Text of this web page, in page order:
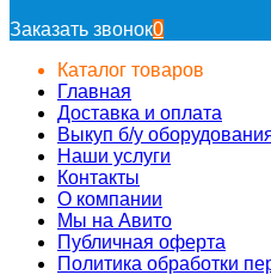
Заказать звонок0
Каталог товаров
Главная
Доставка и оплата
Выкуп б/у
Наши услуги
Контакты
О компании
Мы на Авито
Публичная оферта
Политика обработки